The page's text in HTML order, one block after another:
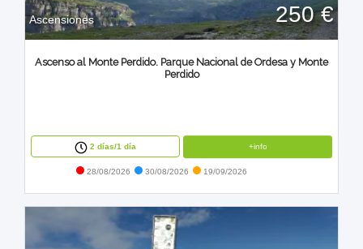
Ascensiones 250 €
Ascenso al Monte Perdido. Parque Nacional de Ordesa y Monte
Perdido
2 días/1 día +info
28/08/2026 30/08/2026 19/09/2026